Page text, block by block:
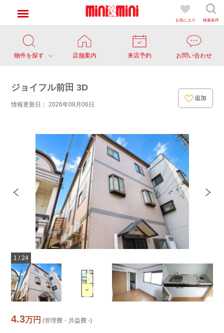
お気に入り 検索条件
物件を探す 店舗案内 来店予約 お問い合わせ
ジョイフル前田 3D
情報更新日： 2026年08月06日
追加
1 /24
4.3万円 (管理費・共益費 -)